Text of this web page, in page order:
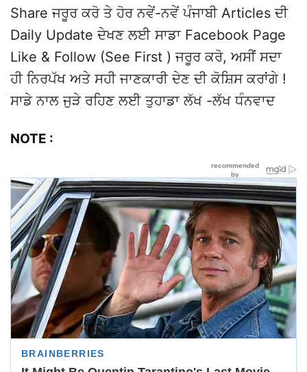
Share ਜਰੂਰ ਕਰੋ ਤੇ ਹੋਰ ਨਵੇਂ-ਨਵੇਂ ਪੰਜਾਬੀ Articles ਦੀ
Daily Update ਦੇਖਣ ਲਈ ਸਾਡਾ Facebook Page
Like & Follow (See First ) ਜਰੂਰ ਕਰੋ, ਅਸੀਂ ਸਦਾ
ਹੀ ਨਿਰਪੱਖ ਅਤੇ ਸਹੀ ਜਾਣਕਾਰੀ ਦੇਣ ਦੀ ਕੋਸ਼ਿਸ ਕਰਾਂਗੇ !
ਸਾਡੇ ਨਾਲ ਜੁੜੇ ਰਹਿਣ ਲਈ ਤੁਹਾਡਾ ਲੱਖ -ਲੱਖ ਧੰਨਵਾਦ
NOTE :